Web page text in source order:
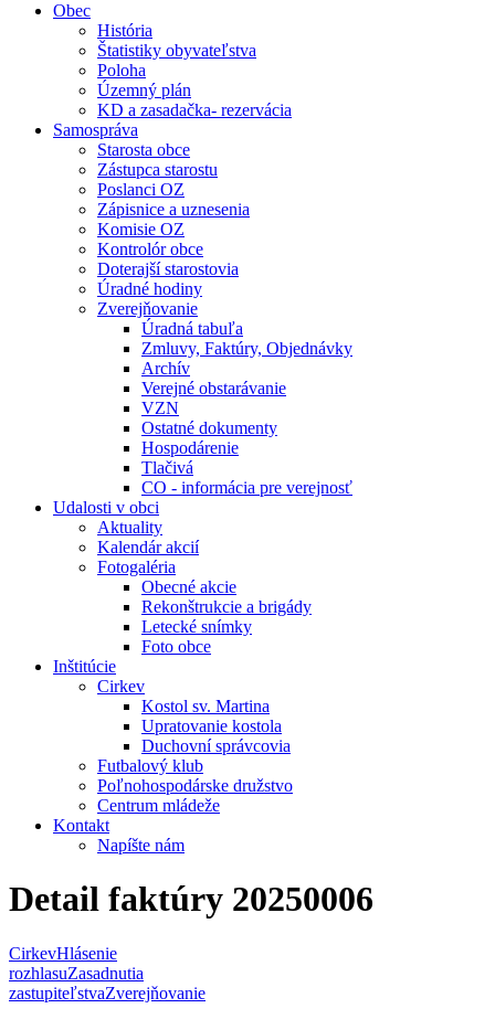
Obec
História
Štatistiky obyvateľstva
Poloha
Územný plán
KD a zasadačka- rezervácia
Samospráva
Starosta obce
Zástupca starostu
Poslanci OZ
Zápisnice a uznesenia
Komisie OZ
Kontrolór obce
Doterajší starostovia
Úradné hodiny
Zverejňovanie
Úradná tabuľa
Zmluvy, Faktúry, Objednávky
Archív
Verejné obstarávanie
VZN
Ostatné dokumenty
Hospodárenie
Tlačivá
CO - informácia pre verejnosť
Udalosti v obci
Aktuality
Kalendár akcií
Fotogaléria
Obecné akcie
Rekonštrukcie a brigády
Letecké snímky
Foto obce
Inštitúcie
Cirkev
Kostol sv. Martina
Upratovanie kostola
Duchovní správcovia
Futbalový klub
Poľnohospodárske družstvo
Centrum mládeže
Kontakt
Napíšte nám
Detail faktúry 20250006
CirkevHlásenie
rozhlasuZasadnutia
zastupiteľstvaZverejňovanie